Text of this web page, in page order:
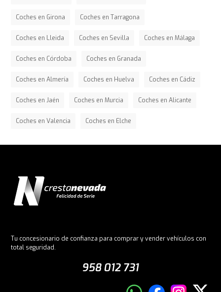
Coches en Girona Coches en Tarragona
Coches en Lleida Coches en Sevilla Coches en Málaga
Coches en Córdoba Coches en Granada
Coches en Almería Coches en Huelva Coches en Cádiz
Coches en Jaén Coches en Murcia Coches en Alicante
Coches en Valencia Coches en Elche
Tu concesionario de confianza para comprar y vender vehículos con
total seguridad.
958 012 731